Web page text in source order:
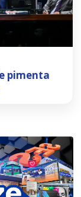
pimenta